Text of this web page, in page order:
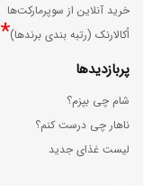
خرید آنلاین از سوپرمارکت‌ها
اُکالارنک (رتبه بندی برندها)*
پربازدیدها
شام چی بپزم؟
ناهار چی درست کنم؟
لیست غذای جدید